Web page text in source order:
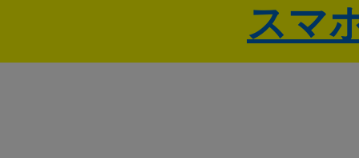
スマ